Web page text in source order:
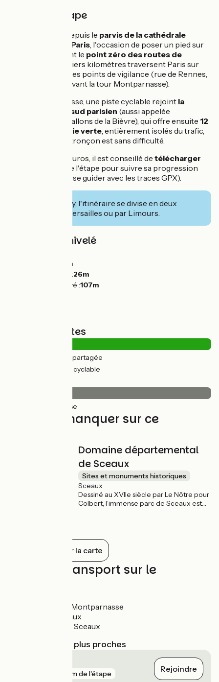
Détail de l'étape
Le départ se fait depuis le parvis de la cathédrale
Notre-Dame de Paris, l'occasion de poser un pied sur
le clou symbolisant le point zéro des routes de
. Les premiers kilomètres traversent Paris sur
route, avec quelques points de vigilance (rue de Rennes,
place du 18 juin devant la tour Montparnasse).
Passé Montparnasse, une piste cyclable rejoint la
coulée verte du sud parisien (aussi appelée
Promenade des Vallons de la Bièvre), qui offre ensuite 12
kilomètres en voie verte, entièrement isolés du trafic,
jusqu'à Massy. Ce tronçon est sans difficulté.
Dans Paris intramuros, il est conseillé de télécharger
de l'étape pour suivre sa progression
(voir notre article se guider avec les traces GPX).
Arrivé à Massy, l'itinéraire se divise en deux
variantes : par Versailles ou par Limours.
Pentes et dénivelé
88m
Point le plus bas :26m
Point le plus élevé :107m
Types de routes
(17%) Route partagée
(83%) Voie cyclable
(100%) Lisse
À ne pas manquer sur ce
Domaine départemental
de Sceaux
Sites et monuments historiques
Sceaux
Dessiné au XVIIe siècle par Le Nôtre pour
Colbert, l’immense parc de Sceaux est
Tout afficher sur la carte
Trains et transport sur le
gare Paris – Montparnasse
gare de Sceaux
gare Parc de Sceaux
Gares SNCF les plus proches
141 m de l'étape Rejoindre